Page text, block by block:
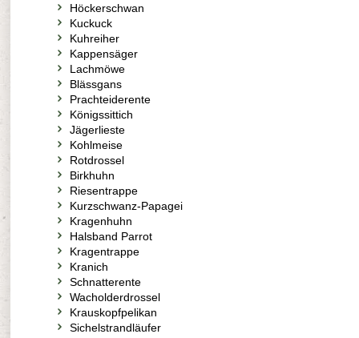
Höckerschwan
Kuckuck
Kuhreiher
Kappensäger
Lachmöwe
Blässgans
Prachteiderente
Königssittich
Jägerlieste
Kohlmeise
Rotdrossel
Birkhuhn
Riesentrappe
Kurzschwanz-Papagei
Kragenhuhn
Halsband Parrot
Kragentrappe
Kranich
Schnatterente
Wacholderdrossel
Krauskopfpelikan
Sichelstrandläufer